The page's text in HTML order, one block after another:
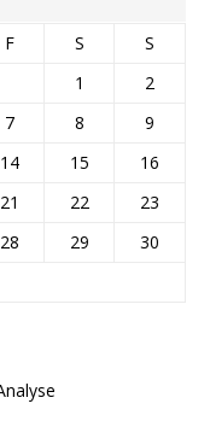
F S
S
1
2
7 8
9
14 15
16
21 22
23
28 29
30